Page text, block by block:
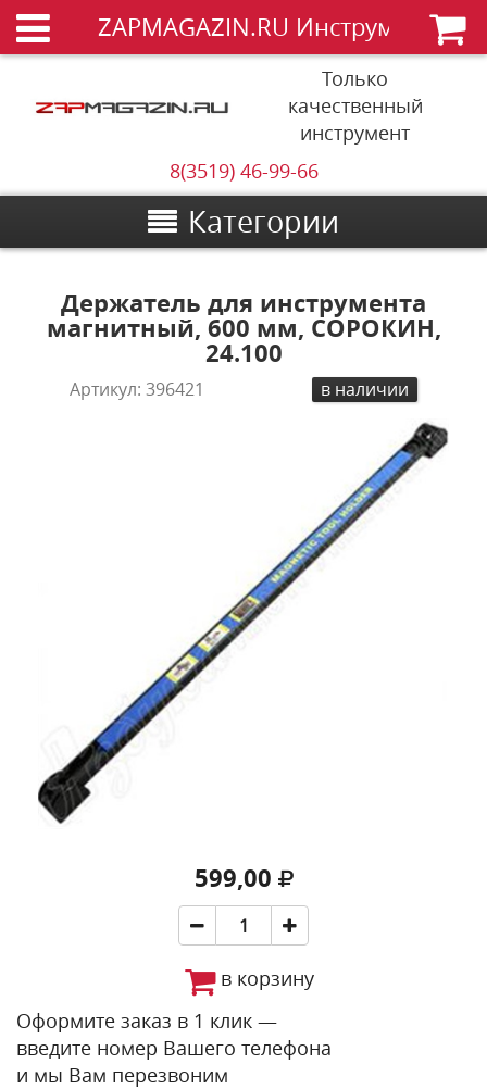
ZAPMAGAZIN.RU Инструменты
Только
качественный
инструмент
8(3519) 46-99-66
Категории
Держатель для инструмента
магнитный, 600 мм, СОРОКИН,
24.100
Артикул:396421 в наличии
599,00
в корзину
Оформите заказ в 1 клик —
введите номер Вашего телефона
и мы Вам перезвоним